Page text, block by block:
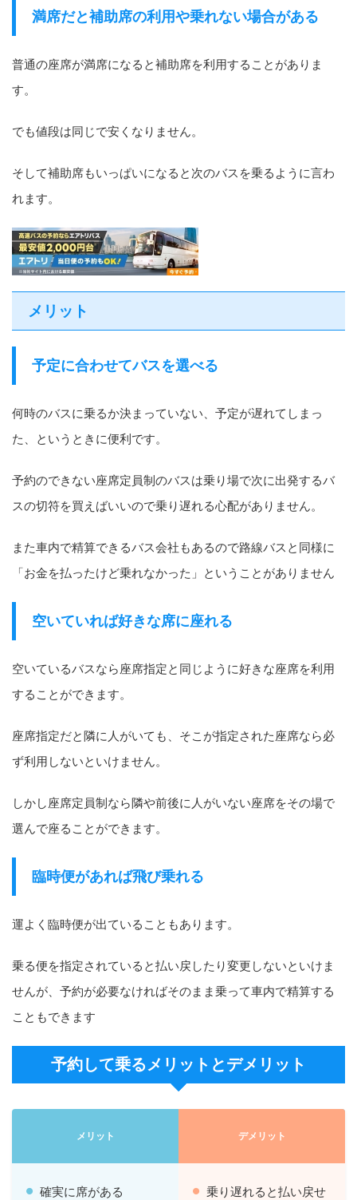
満席だと補助席の利用や乗れない場合がある
普通の座席が満席になると補助席を利用することがありま
す。
でも値段は同じで安くなりません。
そして補助席もいっぱいになると次のバスを乗るように言わ
れます。
メリット
予定に合わせてバスを選べる
何時のバスに乗るか決まっていない、予定が遅れてしまっ
た、というときに便利です。
予約のできない座席定員制のバスは乗り場で次に出発するバ
スの切符を買えばいいので乗り遅れる心配がありません。
また車内で精算できるバス会社もあるので路線バスと同様に
「お金を払ったけど乗れなかった」ということがありません
空いていれば好きな席に座れる
空いているバスなら座席指定と同じように好きな座席を利用
することができます。
座席指定だと隣に人がいても、そこが指定された座席なら必
ず利用しないといけません。
しかし座席定員制なら隣や前後に人がいない座席をその場で
選んで座ることができます。
臨時便があれば飛び乗れる
運よく臨時便が出ていることもあります。
乗る便を指定されていると払い戻したり変更しないといけま
せんが、予約が必要なければそのまま乗って車内で精算する
こともできます
予約して乗るメリットとデメリット
メリット デメリット
確実に席がある
乗り遅れると払い戻せ